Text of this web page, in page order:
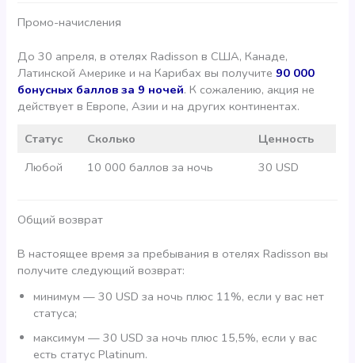
Промо-начисления
До 30 апреля, в отелях Radisson в США, Канаде,
Латинской Америке и на Карибах вы получите90 000
бонусных баллов за 9 ночей. К сожалению, акция не
действует в Европе, Азии и на других континентах.
Статус Сколько
Ценность
Любой
10 000 баллов за ночь 30 USD
Общий возврат
В настоящее время за пребывания в отелях Radisson вы
получите следующий возврат:
минимум — 30 USD за ночь плюс 11%, если у вас нет
статуса;
максимум — 30 USD за ночь плюс 15,5%, если у вас
есть статус Platinum.